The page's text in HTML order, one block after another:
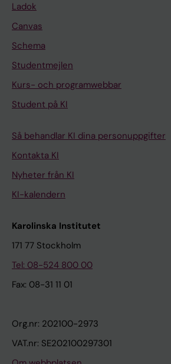
Ladok
Canvas
Schema
Studentmejlen
Kurs- och programwebbar
Student på KI
Så behandlar KI dina personuppgifter
Kontakta KI
Nyheter från KI
KI-kalendern
Karolinska Institutet
171 77 Stockholm
Tel: 08-524 800 00
Fax: 08-31 11 01
Org.nr: 202100-2973
VAT.nr: SE202100297301